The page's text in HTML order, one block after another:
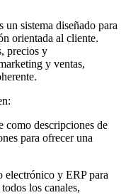
sistema diseñado para
orientada al cliente.
precios y
y ventas,
como descripciones de
para ofrecer una
electrónico y ERP para
los canales,